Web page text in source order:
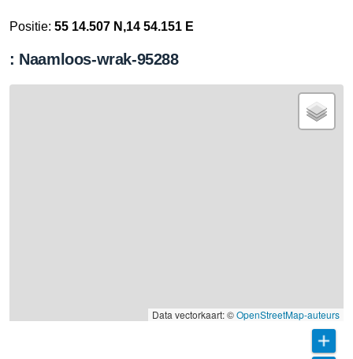
Positie: 55 14.507 N,14 54.151 E
: Naamloos-wrak-95288
Data vectorkaart: ©OpenStreetMap-auteurs